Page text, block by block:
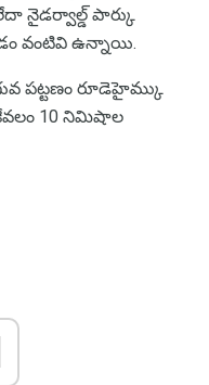
నైడర్వాల్డ్ పార్కు
వంటివి ఉన్నాయి.
పట్టణం రూడెహైమ్కు
10 నిమిషాల